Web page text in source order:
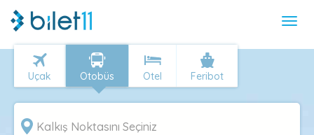
Uçak Otobüs Otel Feribot